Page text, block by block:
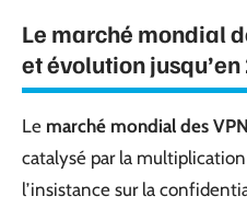
Le marché mondial
et évolution jusqu’en
Le marché mondial des VPN
catalysé par la
l’insistance sur la